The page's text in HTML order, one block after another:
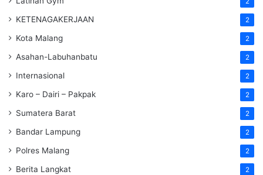
KETENAGAKERJAAN 2
Kota Malang 2
Asahan-Labuhanbatu 2
Internasional 2
Karo – Dairi – Pakpak 2
Sumatera Barat 2
Bandar Lampung 2
Polres Malang 2
Berita Langkat 2